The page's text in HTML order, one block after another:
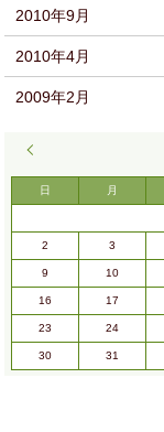
2010年9月
2010年4月
2009年2月
日 月
2 3
9 10
16 17
23 24
30 31